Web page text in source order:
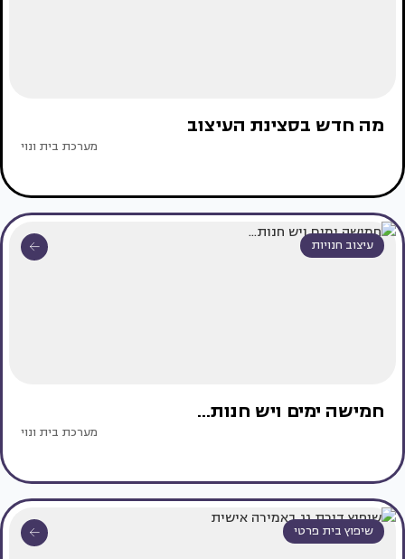
מה חדש בסצינת העיצוב
מערכת בית ונוי
עיצוב חנויות
חמישה ימים ויש חנות...
מערכת בית ונוי
שיפוץ בית פרטי